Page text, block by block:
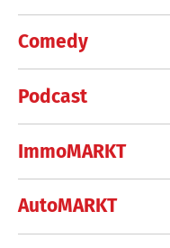
Comedy
Podcast
ImmoMARKT
AutoMARKT